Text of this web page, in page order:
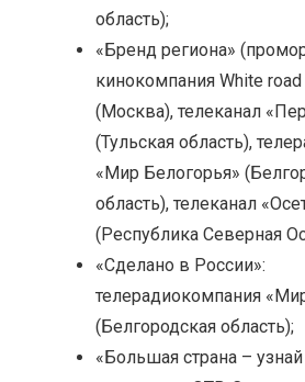
область);
«Бренд региона»
кинокомпания White
(Москва), телеканал
(Тульская область),
«Мир Белогорья»
область), телеканал
(Республика Северная
«Сделано в России»:
телерадиокомпания
(Белгородская область);
«Большая страна –